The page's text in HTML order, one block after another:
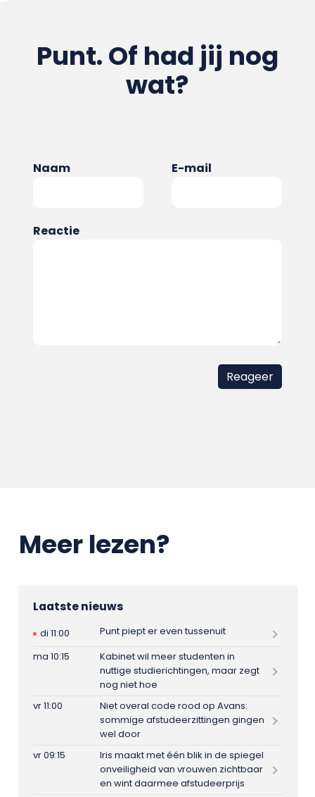
Punt. Of had jij nog
wat?
Naam E-mail
Reactie
Meer lezen?
Laatste nieuws
di 11:00
Punt piept er even tussenuit
ma 10:15
Kabinet wil meer studenten in
nuttige studierichtingen, maar zegt
nog niet hoe
vr 11:00
Niet overal code rood op Avans:
sommige afstudeerzittingen gingen
wel door
vr 09:15
Iris maakt met één blik in de spiegel
onveiligheid van vrouwen zichtbaar
en wint daarmee afstudeerprijs